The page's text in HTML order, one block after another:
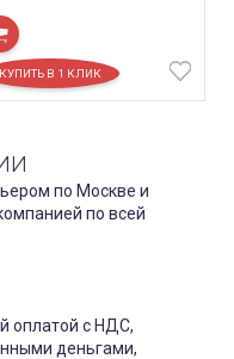
по Москве и
по всей
оплатой с НДС,
деньгами,